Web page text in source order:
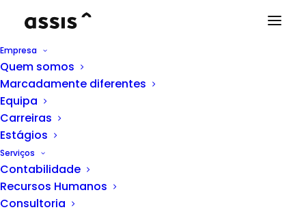
Empresa
Quem somos
Marcadamente diferentes
Equipa
Carreiras
Estágios
Serviços
Contabilidade
Recursos Humanos
Consultoria
No dia 09/05/2016 inaugurámos as nossas
dezenas de convidados.
O conceito das instalações foi de um ambiente
de trabalho agradável, minimalista onde os
tons de branco e apontamentos de vermelho
marcam presença. O espaço é dotado ainda de